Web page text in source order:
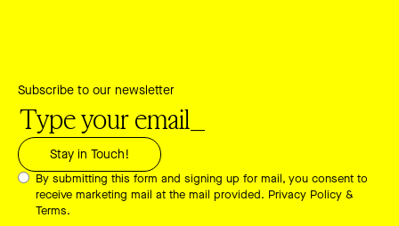
Subscribe to our newsletter
By submitting this form and signing up for mail, you consent to
receive marketing mail at the mail provided. Privacy Policy &
Terms.